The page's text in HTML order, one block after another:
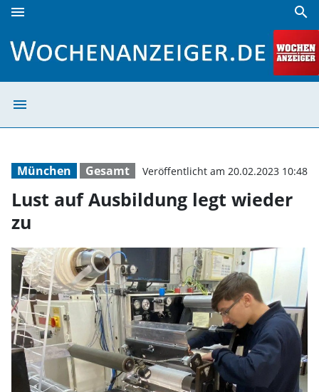
menu search
menu
München Gesamt Veröffentlicht am 20.02.2023 10:48
Lust auf Ausbildung legt wieder
zu